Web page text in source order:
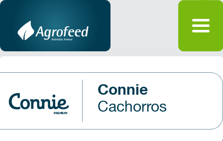
Connie
Cachorros